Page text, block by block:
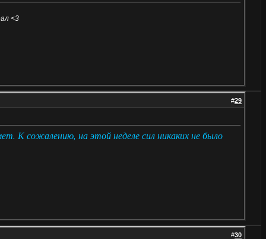
<3
#29
К сожалению, на этой неделе сил никаких не было
#30